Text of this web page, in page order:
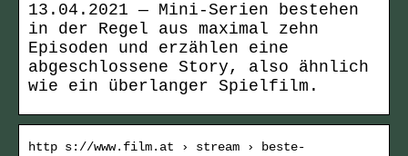
13.04.2021 — Mini-Serien bestehen
in der Regel aus maximal zehn
Episoden und erzählen eine
abgeschlossene Story, also ähnlich
wie ein überlanger Spielfilm.
http s://www.film.at › stream › beste-